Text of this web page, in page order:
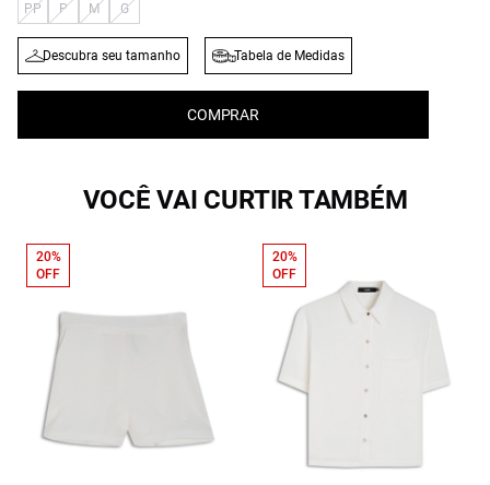
PP P M G
Descubra seu tamanho Tabela de Medidas
COMPRAR
VOCÊ VAI CURTIR TAMBÉM
20%
OFF
20%
OFF